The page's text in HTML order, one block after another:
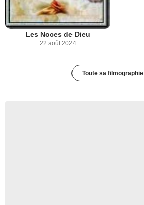
Les Noces de Dieu
22 août 2024
Toute sa filmographie